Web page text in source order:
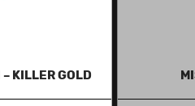
KILLER GOLD